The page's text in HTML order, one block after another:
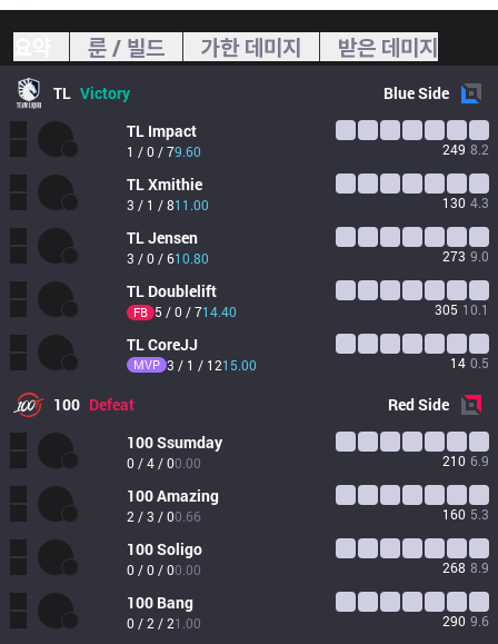
룬 / 빌드 가한 데미지 받은 데미지
TL Victory BlueSide
TL Impact
1 / 0 / 79.60 249 8.2
TLXmithie
3 / 1 / 811.00 130 4.3
TLJensen
3 / 0 / 610.80 273 9.0
TL Doublelift
FB 5 / 0 / 714.40 305 10.1
TLCoreJJ
MVP 3 / 1 / 1215.00 14 0.5
100 Defeat RedSide
100Ssumday
0 / 4 / 00.00 210 6.9
100Amazing
2 / 3 / 00.66 160 5.3
100Soligo
0 / 0 / 00.00 268 8.9
100 Bang
0 / 2 / 21.00 290 9.6